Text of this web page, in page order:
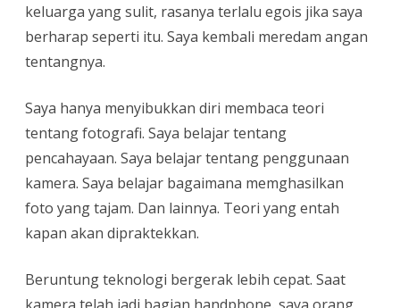
keluarga yang sulit, rasanya terlalu egois jika saya
berharap seperti itu. Saya kembali meredam angan
tentangnya.
Saya hanya menyibukkan diri membaca teori
tentang fotografi. Saya belajar tentang
pencahayaan. Saya belajar tentang penggunaan
kamera. Saya belajar bagaimana memghasilkan
foto yang tajam. Dan lainnya. Teori yang entah
kapan akan dipraktekkan.
Beruntung teknologi bergerak lebih cepat. Saat